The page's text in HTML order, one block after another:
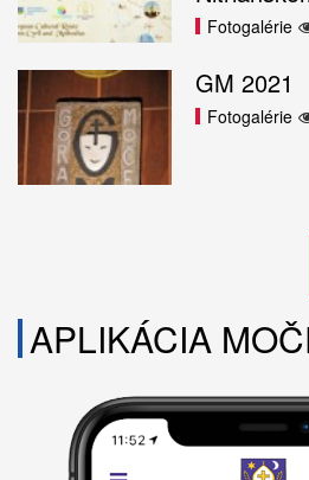
Fotogalérie
GM 2021
Fotogalérie
APLIKÁCIA